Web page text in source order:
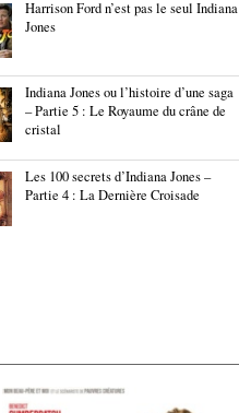
Harrison Ford n’est pas le seul Indiana
Jones
Indiana Jones ou l’histoire d’une saga
– Partie 5 : Le Royaume du crâne de
cristal
Les 100 secrets d’Indiana Jones –
Partie 4 : La Dernière Croisade